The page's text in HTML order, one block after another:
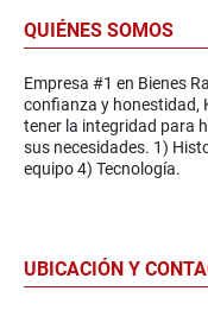
QUIÉNES SOMOS
Empresa #1 en Bienes
confianza y honestidad,
tener la integridad para
sus necesidades. 1)
equipo 4) Tecnología.
UBICACIÓN Y